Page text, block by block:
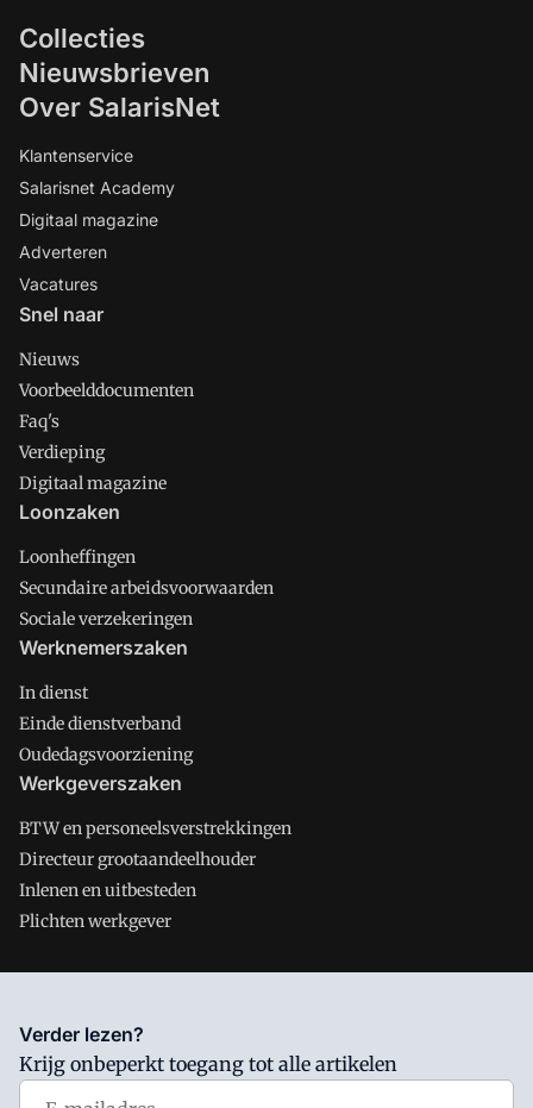
Collecties
Nieuwsbrieven
Over SalarisNet
Klantenservice
Salarisnet Academy
Digitaal magazine
Adverteren
Vacatures
Snel naar
Nieuws
Voorbeelddocumenten
Faq's
Verdieping
Digitaal magazine
Loonzaken
Loonheffingen
Secundaire arbeidsvoorwaarden
Sociale verzekeringen
Werknemerszaken
In dienst
Einde dienstverband
Oudedagsvoorziening
Werkgeverszaken
BTW en personeelsverstrekkingen
Directeur grootaandeelhouder
Inlenen en uitbesteden
Plichten werkgever
Salarisnet is onderdeel van VMN media. Lees in
waar VMN media voor staat. Op gebruik van deze site zijn de
volgende regelingen van toepassing:Algemene Voorwaarden
Verder lezen?
Krijg onbeperkt toegang tot alle artikelen